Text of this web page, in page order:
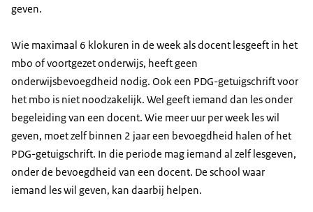
geven.
Wie maximaal 6 klokuren in de week als docent lesgeeft in het
mbo of voortgezet onderwijs, heeft geen
onderwijsbevoegdheid nodig. Ook een PDG-getuigschrift voor
het mbo is niet noodzakelijk. Wel geeft iemand dan les onder
begeleiding van een docent. Wie meer uur per week les wil
geven, moet zelf binnen 2 jaar een bevoegdheid halen of het
PDG-getuigschrift. In die periode mag iemand al zelf lesgeven,
onder de bevoegdheid van een docent. De school waar
iemand les wil geven, kan daarbij helpen.